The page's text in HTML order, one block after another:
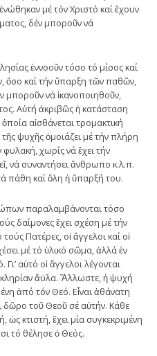
μέ τόν Χριστό καί ἔχουν
δέν μποροῦν νά
ἐννοοῦν τόσο τό μίσος καί
ὅσο καί τήν ὕπαρξη τῶν παθῶν,
μποροῦν νά ἱκανοποιηθοῦν,
Αὐτή ἀκριβῶς ἡ κατάσταση
αἰσθάνεται τρομακτική
ψυχῆς ὁμοιάζει μέ τήν πλήρη
χωρίς νά ἔχει τήν
νά συναντήσει ἄνθρωπο κ.λ.π.
πάθη καί ὅλη ἡ ὕπαρξή του.
παραλαμβάνονται τόσο
δαίμονες ἔχει σχέση μέ τήν
Πατέρες, οἱ ἄγγελοι καί οἱ
μέ τό ὑλικό σῶμα, ἀλλά ἐν
αὐτό οἱ ἄγγελοι λέγονται
ἄϋλα. Ἄλλωστε, ἡ ψυχή
ἀπό τόν Θεό. Εἶναι ἀθάνατη
δῶρο τοῦ Θεοῦ σέ αὐτήν. Κάθε
ὡς κτιστή, ἔχει μία συγκεκριμένη
τό θέλησε ὁ Θεός.